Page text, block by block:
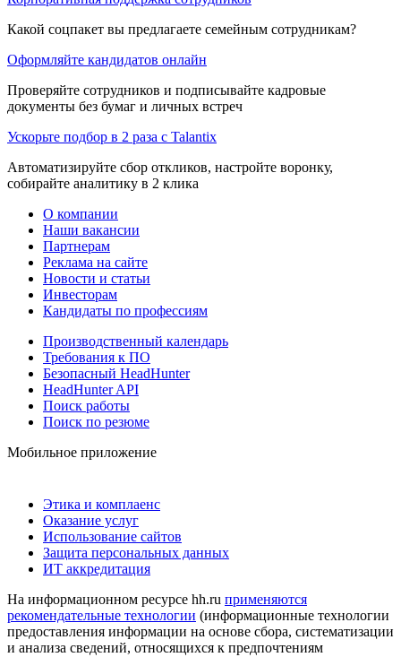
Какой соцпакет вы предлагаете семейным сотрудникам?
Оформляйте кандидатов онлайн
Проверяйте сотрудников и подписывайте кадровые
документы без бумаг и личных встреч
Ускорьте подбор в 2 раза с Talantix
Автоматизируйте сбор откликов, настройте воронку,
собирайте аналитику в 2 клика
О компании
Наши вакансии
Партнерам
Реклама на сайте
Новости и статьи
Инвесторам
Кандидаты по профессиям
Производственный календарь
Требования к ПО
Безопасный HeadHunter
HeadHunter API
Поиск работы
Поиск по резюме
Мобильное приложение
Этика и комплаенс
Оказание услуг
Использование сайтов
Защита персональных данных
ИТ аккредитация
На информационном ресурсе hh.ru применяются
рекомендательные технологии (информационные технологии
предоставления информации на основе сбора, систематизации
и анализа сведений, относящихся к предпочтениям